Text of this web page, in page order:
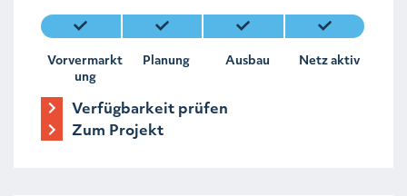
Vorvermarkt
ung
Planung Ausbau Netz aktiv
Verfügbarkeit prüfen
Zum Projekt